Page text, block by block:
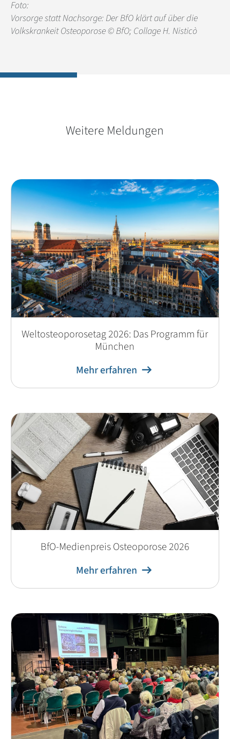
Foto:
Vorsorge statt Nachsorge: Der BfO klärt auf über die
Volkskrankeit Osteoporose © BfO; Collage H. Nisticò
Weitere Meldungen
Weltosteoporosetag 2026: Das Programm für
München
Mehr erfahren
BfO-Medienpreis Osteoporose 2026
Mehr erfahren